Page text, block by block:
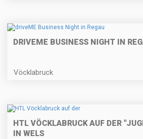
DRIVEME BUSINESS NIGHT IN
Vöcklabruck
HTL VÖCKLABRUCK AUF DER
IN WELS